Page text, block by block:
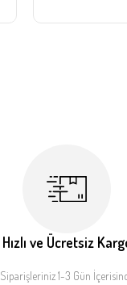
Hızlı ve Ücretsiz
Siparişleriniz 1-3 Gün